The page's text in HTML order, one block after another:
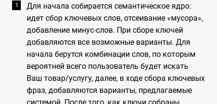
Для начала собирается семантическое ядро:
идет сбор ключевых слов, отсеивание «мусора»,
добавление минус-слов. При сборе ключей
добавляются все возможные варианты. Для
начала берутся комбинации слов, по которым
вероятней всего пользователь будет искать
Ваш товар/услугу, далее, в ходе сбора ключевых
фраз, добавляются варианты, предлагаемые